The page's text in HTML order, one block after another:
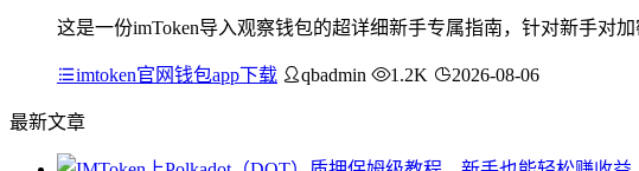
这是一份imToken导入观察钱包的超详细新手专属指南，针对新手对
imtoken官网钱包app下载 qbadmin 1.2K 2026-08-06
最新文章